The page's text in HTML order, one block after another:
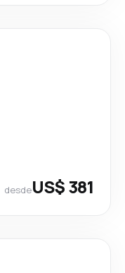
desdeUS$ 381